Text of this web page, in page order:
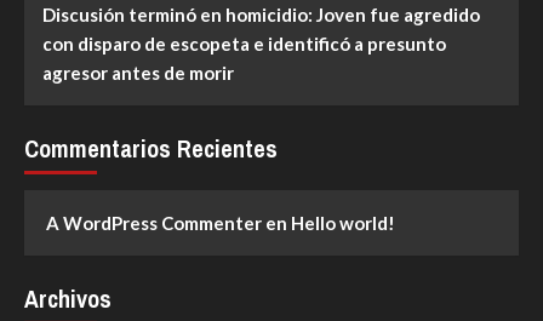
Discusión terminó en homicidio: Joven fue agredido
con disparo de escopeta e identificó a presunto
agresor antes de morir
Commentarios Recientes
A WordPress Commenter en Hello world!
Archivos